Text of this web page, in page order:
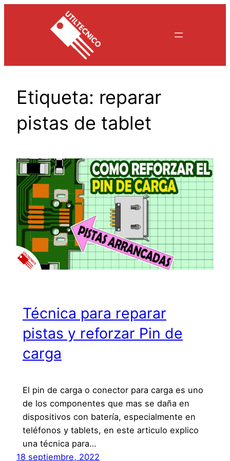
Etiqueta: reparar
pistas de tablet
Técnica para reparar
pistas y reforzar Pin de
carga
El pin de carga o conector para carga es uno
de los componentes que mas se daña en
dispositivos con batería, especialmente en
teléfonos y tablets, en este articulo explico
una técnica para…
18 septiembre, 2022